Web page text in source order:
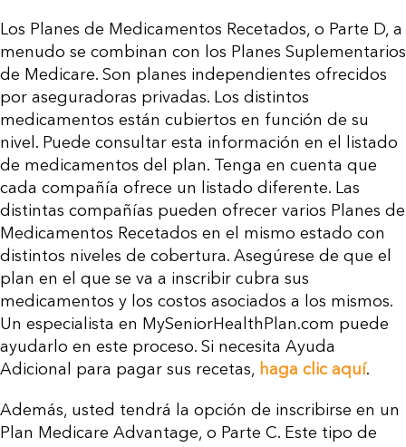
Los Planes de Medicamentos Recetados, o Parte D, a
menudo se combinan con los Planes Suplementarios
de Medicare. Son planes independientes ofrecidos
por aseguradoras privadas. Los distintos
medicamentos están cubiertos en función de su
nivel. Puede consultar esta información en el listado
de medicamentos del plan. Tenga en cuenta que
cada compañía ofrece un listado diferente. Las
distintas compañías pueden ofrecer varios Planes de
Medicamentos Recetados en el mismo estado con
distintos niveles de cobertura. Asegúrese de que el
plan en el que se va a inscribir cubra sus
medicamentos y los costos asociados a los mismos.
Un especialista en MySeniorHealthPlan.com puede
ayudarlo en este proceso. Si necesita Ayuda
Adicional para pagar sus recetas, haga clic aquí.
Además, usted tendrá la opción de inscribirse en un
Plan Medicare Advantage, o Parte C. Este tipo de